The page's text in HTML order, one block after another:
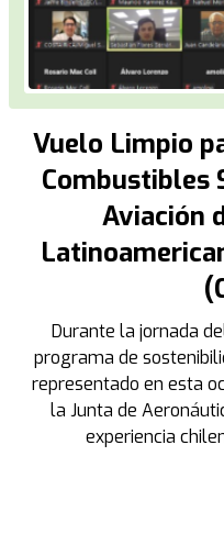
Vuelo Limpio
Combustibles
Aviación
Durante la jornada
programa de
representado en esta
la Junta de
experiencia